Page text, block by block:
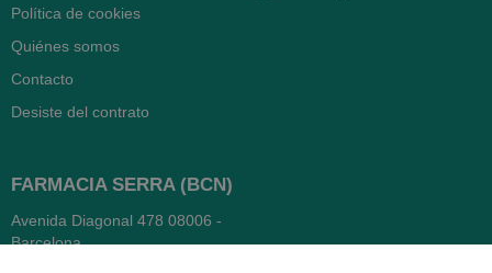
Política de cookies
Quiénes somos
Contacto
Desiste del contrato
FARMACIA SERRA (BCN)
Avenida Diagonal 478 08006 -
Barcelona